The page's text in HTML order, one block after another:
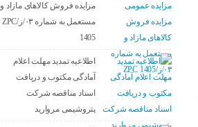
مزایده فروش کالاهای مازاد و
مستعمل به شماره ۰۳/ز/ZPC
1405
اطلاعیه تمدید مهلت اعلام
آمادگی مکتوب و دریافت
اسناد مناقصه شرکت
پتروشیمی مروارید